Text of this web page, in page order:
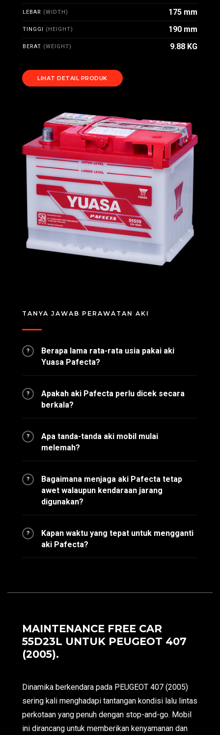
LEBAR (WIDTH) 175 mm
TINGGI (HEIGHT) 190 mm
BERAT (WEIGHT) 9.88 KG
LIHAT DETAIL PRODUK
TANYA JAWAB PERAWATAN AKI
?
Berapa lama rata-rata usia pakai aki
Yuasa Pafecta?
?
Apakah aki Pafecta perlu dicek secara
berkala?
?
Apa tanda-tanda aki mobil mulai
melemah?
?
Bagaimana menjaga aki Pafecta tetap
awet walaupun kendaraan jarang
digunakan?
?
Kapan waktu yang tepat untuk mengganti
aki Pafecta?
MAINTENANCE FREE CAR
55D23L UNTUK PEUGEOT 407
(2005).
Dinamika berkendara pada PEUGEOT 407 (2005)
sering kali menghadapi tantangan kondisi lalu lintas
perkotaan yang penuh dengan stop-and-go. Mobil
ini dirancang untuk memberikan kenyamanan dan